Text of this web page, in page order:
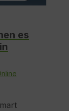
es